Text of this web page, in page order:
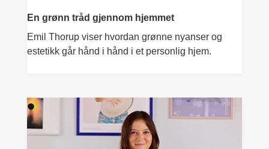
En grønn tråd gjennom hjemmet
Emil Thorup viser hvordan grønne nyanser og
estetikk går hånd i hånd i et personlig hjem.